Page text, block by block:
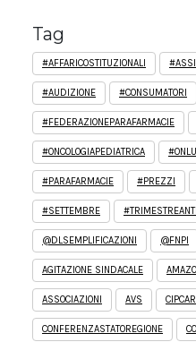
Tag
#AFFARICOSTITUZIONALI
#AUDIZIONE #CONSUMATORI
#FEDERAZIONEPARAFARMACIE
#ONCOLOGIAPEDIATRICA
#PARAFARMACIE #PREZZI
#SETTEMBRE
@DLSEMPLIFICAZIONI @FNPI
AGITAZIONE SINDACALE
ASSOCIAZIONI AVS
CONFERENZASTATOREGIONE